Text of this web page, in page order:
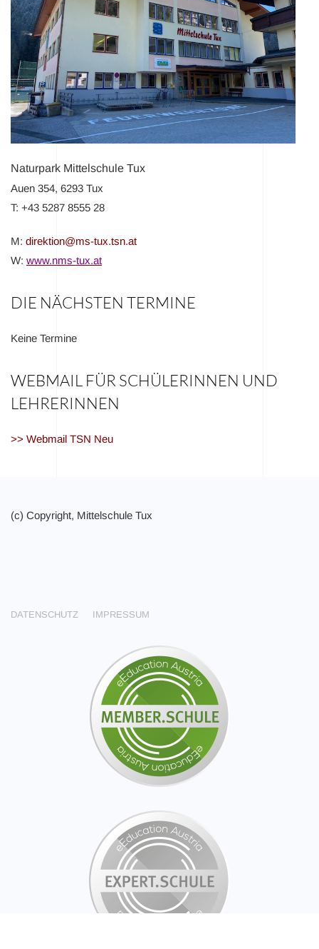
Naturpark Mittelschule Tux
Auen 354, 6293 Tux
T: +43 5287 8555 28
M: direktion@ms-tux.tsn.at
W: www.nms-tux.at
DIE NÄCHSTEN TERMINE
Keine Termine
WEBMAIL FÜR SCHÜLERINNEN UND
LEHRERINNEN
>> Webmail TSN Neu
(c) Copyright, Mittelschule Tux
DATENSCHUTZ IMPRESSUM